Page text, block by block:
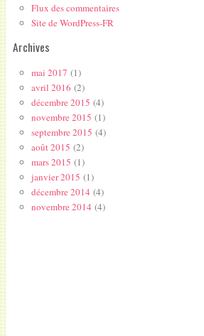
Flux des commentaires
Site de WordPress-FR
Archives
mai 2017 (1)
avril 2016 (2)
décembre 2015 (4)
novembre 2015 (1)
septembre 2015 (4)
août 2015 (2)
mars 2015 (1)
janvier 2015 (1)
décembre 2014(4)
novembre 2014(4)